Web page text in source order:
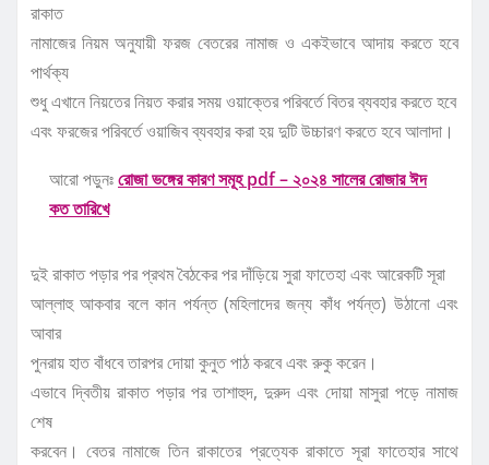
রাকাত
নামাজের নিয়ম অনুযায়ী ফরজ বেতরের নামাজ ও একইভাবে আদায় করতে হবে
পার্থক্য
শুধু এখানে নিয়তের নিয়ত করার সময় ওয়াক্তের পরিবর্তে বিতর ব্যবহার করতে হবে
এবং ফরজের পরিবর্তে ওয়াজিব ব্যবহার করা হয় দুটি উচ্চারণ করতে হবে আলাদা।
আরো পড়ুনঃরোজা ভঙ্গের কারণ সমূহ pdf – ২০২৪ সালের রোজার ঈদ
কত তারিখে
দুই রাকাত পড়ার পর প্রথম বৈঠকের পর দাঁড়িয়ে সুরা ফাতেহা এবং আরেকটি সূরা
আল্লাহু আকবার বলে কান পর্যন্ত (মহিলাদের জন্য কাঁধ পর্যন্ত) উঠানো এবং
আবার
পুনরায় হাত বাঁধবে তারপর দোয়া কুনুত পাঠ করবে এবং রুকু করেন।
এভাবে দ্বিতীয় রাকাত পড়ার পর তাশাহুদ, দুরুদ এবং দোয়া মাসুরা পড়ে নামাজ
শেষ
করবেন। বেতর নামাজে তিন রাকাতের প্রত্যেক রাকাতে সূরা ফাতেহার সাথে